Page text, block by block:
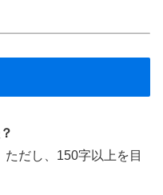
だし、150字以上を目